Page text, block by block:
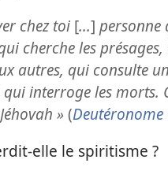
chez toi[...] personne
cherche les
autres, qui consulte
interroge les morts.
» (Deutéronome
elle le spiritisme ?